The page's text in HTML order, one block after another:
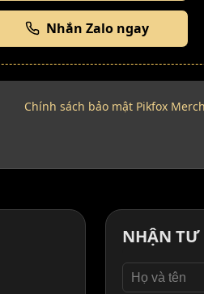
Nhắn Zalo ngay
Chính sách bảo mật Pikfox
NHẬN TƯ